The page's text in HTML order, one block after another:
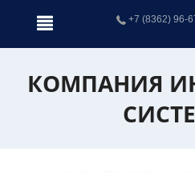
+7 (8362) 96-
КОМПАНИЯ